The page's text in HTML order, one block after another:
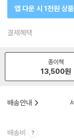
앱 다운 시 1천원 상
결제혜택
종이책
13,500원
배송안내
배송비